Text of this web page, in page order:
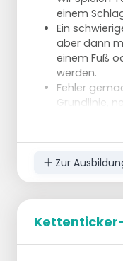
einem
Ein
aber dann
einem Fuß
werden.
Fehler
Grundlinie,
Zur